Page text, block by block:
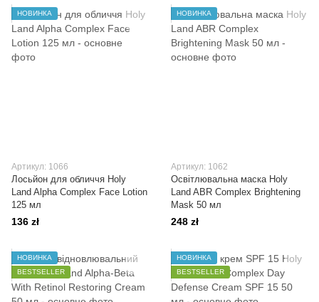
НОВИНКА
Артикул: 1066
Лосьйон для обличчя Holy
Land Alpha Complex Face Lotion
125 мл
136 zł
НОВИНКА
Артикул: 1062
Освітлювальна маска Holy
Land ABR Complex Brightening
Mask 50 мл
248 zł
НОВИНКА
BESTSELLER
НОВИНКА
BESTSELLER